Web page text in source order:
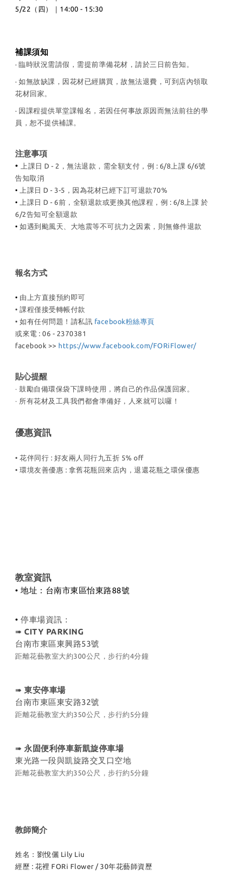
5/22（四）｜14:00 - 15:30
補課須知
· 臨時狀況需請假，需提前準備花材，請於三日前告知。
· 如無故缺課，因花材已經購買，故無法退費，可到店內領取
花材回家。
· 因課程提供單堂課報名，若因任何事故原因而無法前往的學
員，恕不提供補課。
注意事項
• 上課日 D - 2，無法退款，需全額支付，例 : 6/8上課 6/6號
告知取消
• 上課日 D - 3-5，因為花材已經下訂可退款70%
• 上課日 D - 6前，全額退款或更換其他課程，例 : 6/8上課 於
6/2告知可全額退款
• 如遇到颱風天、大地震等不可抗力之因素，則無條件退款
報名方式
• 由上方直接預約即可
• 課程僅接受轉帳付款
• 如有任何問題 ！請私訊 facebook粉絲專頁
或來電 : 06 - 2370381
facebook >> https://www.facebook.com/FORiFlower/
貼心提醒
∙ 鼓勵自備環保袋下課時使用，將自己的作品保護回家。
∙ 所有花材及工具我們都會準備好，人來就可以囉！
優惠資訊
• 花伴同行 : 好友兩人同行九五折 5% off
• 環境友善優惠 : 拿舊花瓶回來店內 ，退還花瓶之環保優惠
教室資訊
• 地址：台南市東區怡東路88號
• 停車場資訊：
➠ CITY PARKING
台南市東區東興路53號
距離花藝教室大約300公尺，步行約4分鐘
➠ 東安停車場
台南市東區東安路32號
距離花藝教室大約350公尺，步行約5分鐘
➠ 永固便利停車新凱旋停車場
東光路一段與凱旋路交叉口空地
距離花藝教室大約350公尺，步行約5分鐘
教師簡介
姓名：劉悅儷 Lily Liu
經歷 : 花裡 FORi Flower / 30年花藝師資歷